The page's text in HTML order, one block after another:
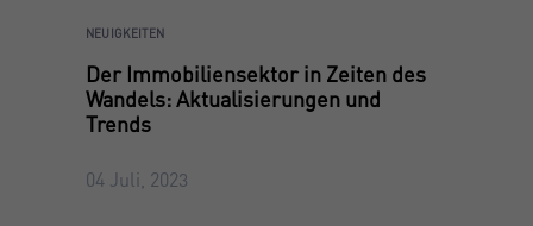
NEUIGKEITEN
Der Immobiliensektor in Zeiten des
Wandels: Aktualisierungen und
Trends
04 Juli, 2023